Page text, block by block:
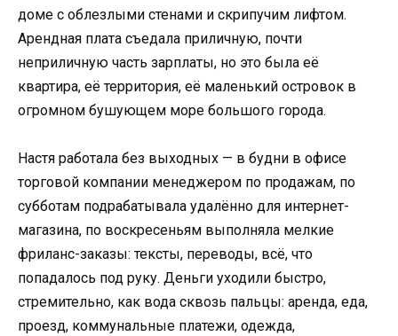
доме с облезлыми стенами и скрипучим лифтом.
Арендная плата съедала приличную, почти
неприличную часть зарплаты, но это была её
квартира, её территория, её маленький островок в
огромном бушующем море большого города.
Настя работала без выходных — в будни в офисе
торговой компании менеджером по продажам, по
субботам подрабатывала удалённо для интернет-
магазина, по воскресеньям выполняла мелкие
фриланс-заказы: тексты, переводы, всё, что
попадалось под руку. Деньги уходили быстро,
стремительно, как вода сквозь пальцы: аренда, еда,
проезд, коммунальные платежи, одежда,